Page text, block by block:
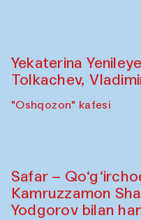
Yekaterina
Tolkachev,
"Oshqozon" kafesi
Safar –
Kamruzzamon
Yodgorov bilan